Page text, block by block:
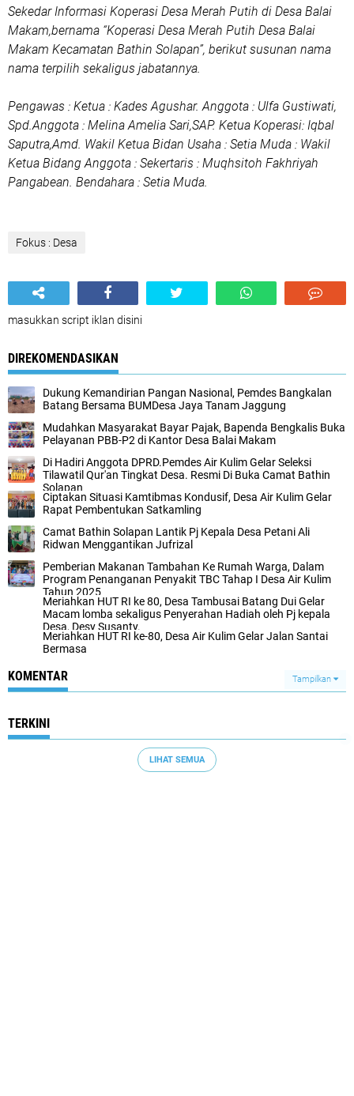
Sekedar Informasi Koperasi Desa Merah Putih di Desa Balai
Makam,bernama “Koperasi Desa Merah Putih Desa Balai
Makam Kecamatan Bathin Solapan”, berikut susunan nama
nama terpilih sekaligus jabatannya.
Pengawas : Ketua : Kades Agushar. Anggota : Ulfa Gustiwati,
Spd.Anggota : Melina Amelia Sari,SAP. Ketua Koperasi: Iqbal
Saputra,Amd. Wakil Ketua Bidan Usaha : Setia Muda : Wakil
Ketua Bidang Anggota : Sekertaris : Muqhsitoh Fakhriyah
Pangabean. Bendahara : Setia Muda.
Fokus : Desa
masukkan script iklan disini
DIREKOMENDASIKAN
Dukung Kemandirian Pangan Nasional, Pemdes Bangkalan
Batang Bersama BUMDesa Jaya Tanam Jaggung
Mudahkan Masyarakat Bayar Pajak, Bapenda Bengkalis Buka
Pelayanan PBB-P2 di Kantor Desa Balai Makam
Di Hadiri Anggota DPRD.Pemdes Air Kulim Gelar Seleksi
Tilawatil Qur'an Tingkat Desa. Resmi Di Buka Camat Bathin
Solapan
Ciptakan Situasi Kamtibmas Kondusif, Desa Air Kulim Gelar
Rapat Pembentukan Satkamling
Camat Bathin Solapan Lantik Pj Kepala Desa Petani Ali
Ridwan Menggantikan Jufrizal
Pemberian Makanan Tambahan Ke Rumah Warga, Dalam
Program Penanganan Penyakit TBC Tahap I Desa Air Kulim
Tahun 2025
Meriahkan HUT RI ke 80, Desa Tambusai Batang Dui Gelar
Macam lomba sekaligus Penyerahan Hadiah oleh Pj kepala
Desa, Desy Susanty.
Meriahkan HUT RI ke-80, Desa Air Kulim Gelar Jalan Santai
Bermasa
KOMENTAR Tampilkan
TERKINI
LIHAT SEMUA